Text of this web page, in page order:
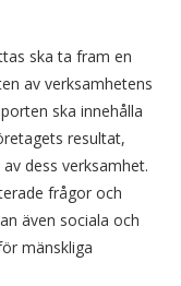
ska ta fram en
av verksamhetens
ska innehålla
resultat,
dess verksamhet.
frågor och
även sociala och
mänskliga